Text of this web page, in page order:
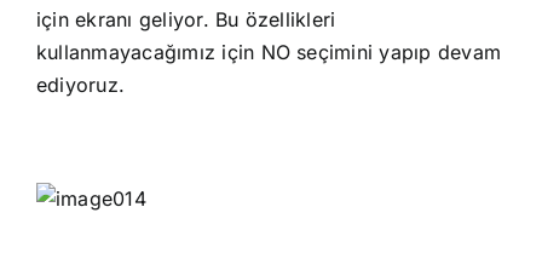
için ekranı geliyor. Bu özellikleri
kullanmayacağımız için NO seçimini yapıp devam
ediyoruz.